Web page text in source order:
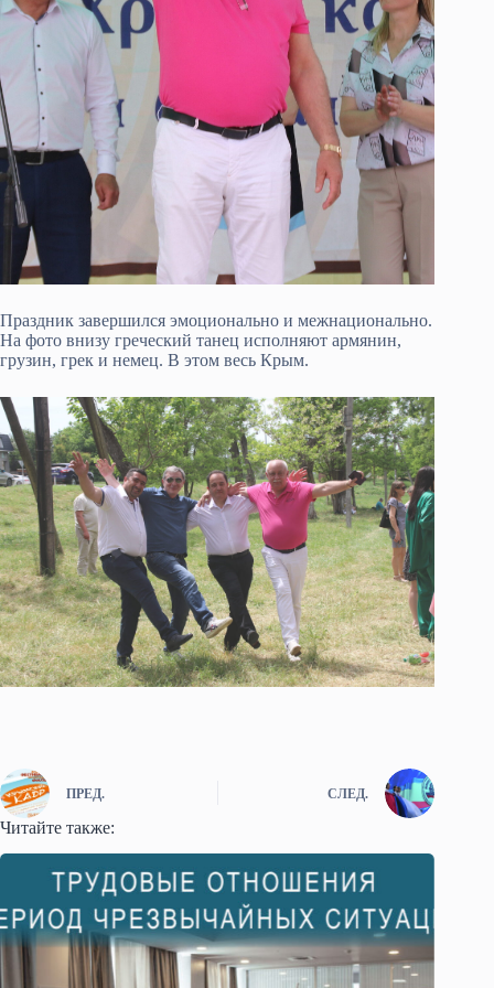
Праздник завершился эмоционально и межнационально.
На фото внизу греческий танец исполняют армянин,
грузин, грек и немец. В этом весь Крым.
ПРЕД. СЛЕД.
Читайте также: